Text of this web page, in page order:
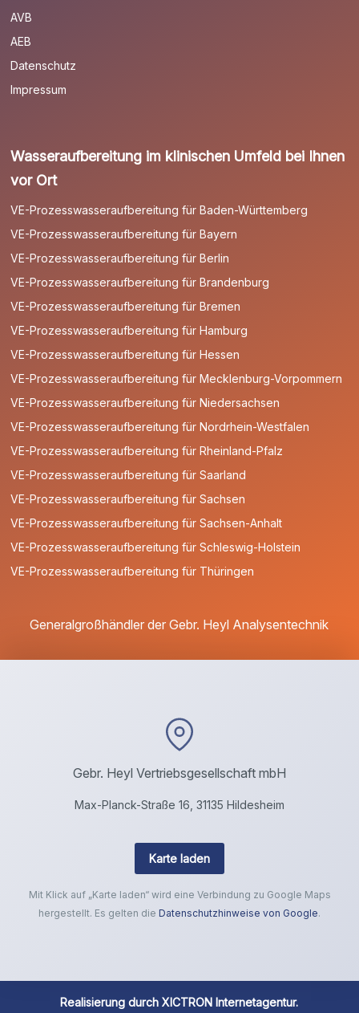
AVB
AEB
Datenschutz
Impressum
Wasseraufbereitung im klinischen Umfeld bei Ihnen
vor Ort
VE-Prozesswasseraufbereitung für Baden-Württemberg
VE-Prozesswasseraufbereitung für Bayern
VE-Prozesswasseraufbereitung für Berlin
VE-Prozesswasseraufbereitung für Brandenburg
VE-Prozesswasseraufbereitung für Bremen
VE-Prozesswasseraufbereitung für Hamburg
VE-Prozesswasseraufbereitung für Hessen
VE-Prozesswasseraufbereitung für Mecklenburg-Vorpommern
VE-Prozesswasseraufbereitung für Niedersachsen
VE-Prozesswasseraufbereitung für Nordrhein-Westfalen
VE-Prozesswasseraufbereitung für Rheinland-Pfalz
VE-Prozesswasseraufbereitung für Saarland
VE-Prozesswasseraufbereitung für Sachsen
VE-Prozesswasseraufbereitung für Sachsen-Anhalt
VE-Prozesswasseraufbereitung für Schleswig-Holstein
VE-Prozesswasseraufbereitung für Thüringen
Generalgroßhändler der Gebr. Heyl Analysentechnik
Gebr. Heyl Vertriebsgesellschaft mbH
Max-Planck-Straße 16, 31135 Hildesheim
Karte laden
Mit Klick auf „Karte laden“ wird eine Verbindung zu Google Maps
hergestellt. Es gelten die Datenschutzhinweise von Google.
Realisierung durchXICTRON Internetagentur.